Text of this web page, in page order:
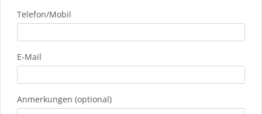
Telefon/Mobil
E-Mail
Anmerkungen (optional)